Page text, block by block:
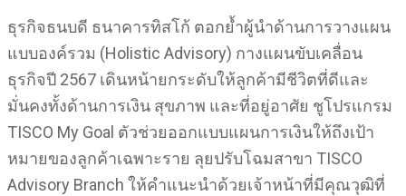
ธุรกิจธนบดี ธนาคารทิสโก้ ตอกย้ำผู้นำด้านการวางแผน
แบบองค์รวม (Holistic Advisory) กางแผนขับเคลื่อน
ธุรกิจปี 2567 เดินหน้ายกระดับให้ลูกค้ามีชีวิตที่ดีและ
มั่นคงทั้งด้านการเงิน สุขภาพ และที่อยู่อาศัย ชูโปรแกรม
TISCO My Goal ตัวช่วยออกแบบแผนการเงินให้ถึงเป้า
หมายของลูกค้าเฉพาะราย ลุยปรับโฉมสาขา TISCO
Advisory Branch ให้คำแนะนำด้วยเจ้าหน้าที่มีคุณวุฒิที่